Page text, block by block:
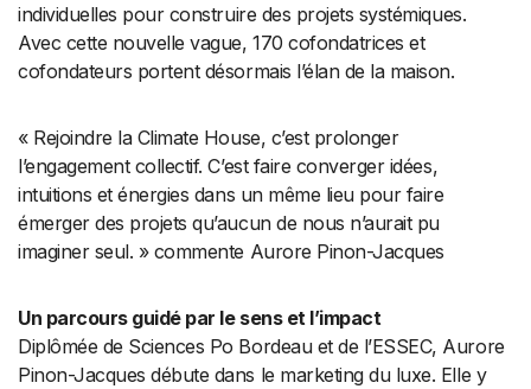
individuelles pour construire des projets systémiques.
Avec cette nouvelle vague, 170 cofondatrices et
cofondateurs portent désormais l’élan de la maison.
« Rejoindre la Climate House, c’est prolonger
l’engagement collectif. C’est faire converger idées,
intuitions et énergies dans un même lieu pour faire
émerger des projets qu’aucun de nous n’aurait pu
imaginer seul. » commente Aurore Pinon-Jacques
Un parcours guidé par le sens et l’impact
Diplômée de Sciences Po Bordeau et de l’ESSEC, Aurore
Pinon-Jacques débute dans le marketing du luxe. Elle y